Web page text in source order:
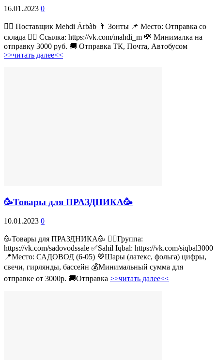
16.01.2023 0
💁‍♂ Поставщик Mehdi Árbàb 🌂 Зонты 📌 Место: Отправка со
склада 👉🏻 Ссылка: https://vk.com/mahdi_m 💸 Минималка на
отправку 3000 руб. 🚚 Отправка ТК, Почта, Автобусом
>>читать далее<<
🥳Товары для ПРАЗДНИКА🥳
10.01.2023 0
🥳Товары для ПРАЗДНИКА🥳 👉🏻Группа:
https://vk.com/sadovodssale ✅Sahil Iqbal: https://vk.com/siqbal3000
📍Место: САДОВОД (6-05) 💜Шары (латекс, фольга) цифры,
свечи, гирлянды, бассейн 💰Минимальный сумма для
отправке от 3000р. 🚚Отправка >>читать далее<<